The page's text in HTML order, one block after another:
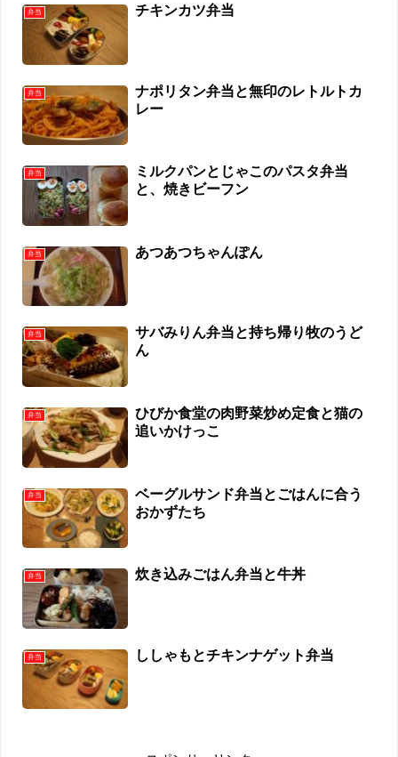
弁当 チキンカツ弁当
弁当
ナポリタン弁当と無印のレトルトカ
レー
弁当
ミルクパンとじゃこのパスタ弁当
と、焼きビーフン
弁当 あつあつちゃんぽん
弁当
サバみりん弁当と持ち帰り牧のうど
ん
弁当
ひびか食堂の肉野菜炒め定食と猫の
追いかけっこ
弁当
ベーグルサンド弁当とごはんに合う
おかずたち
弁当 炊き込みごはん弁当と牛丼
弁当 ししゃもとチキンナゲット弁当